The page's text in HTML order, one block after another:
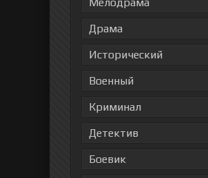
Драма
Исторический
Военный
Криминал
Детектив
Боевик